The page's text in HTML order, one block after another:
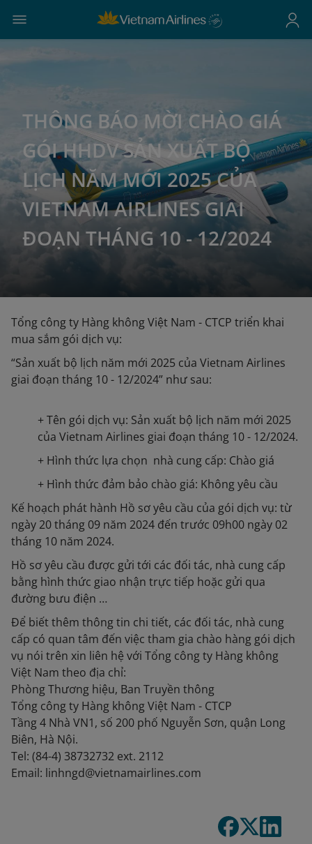
THÔNG BÁO MỜI CHÀO GIÁ
GÓI HHDV SẢN XUẤT BỘ
LỊCH NĂM MỚI 2025 CỦA
VIETNAM AIRLINES GIAI
ĐOẠN THÁNG 10 - 12/2024
Tổng công ty Hàng không Việt Nam - CTCP triển khai
mua sắm gói dịch vụ:
“Sản xuất bộ lịch năm mới 2025 của Vietnam Airlines
giai đoạn tháng 10 - 12/2024” như sau:
+ Tên gói dịch vụ: Sản xuất bộ lịch năm mới 2025
của Vietnam Airlines giai đoạn tháng 10 - 12/2024.
+ Hình thức lựa chọn nhà cung cấp: Chào giá
+ Hình thức đảm bảo chào giá: Không yêu cầu
Kế hoạch phát hành Hồ sơ yêu cầu của gói dịch vụ: từ
ngày 20 tháng 09 năm 2024 đến trước 09h00 ngày 02
tháng 10 năm 2024.
Hồ sơ yêu cầu được gửi tới các đối tác, nhà cung cấp
bằng hình thức giao nhận trực tiếp hoặc gửi qua
đường bưu điện …
Để biết thêm thông tin chi tiết, các đối tác, nhà cung
cấp có quan tâm đến việc tham gia chào hàng gói dịch
vụ nói trên xin liên hệ với Tổng công ty Hàng không
Việt Nam theo địa chỉ:
Phòng Thương hiệu, Ban Truyền thông
Tổng công ty Hàng không Việt Nam - CTCP
Tầng 4 Nhà VN1, số 200 phố Nguyễn Sơn, quận Long
Biên, Hà Nội.
Tel: (84-4) 38732732 ext. 2112
Email: linhngd@vietnamairlines.com